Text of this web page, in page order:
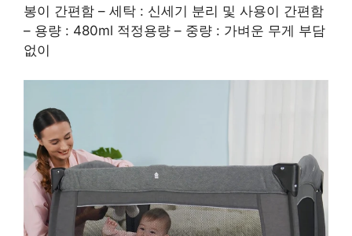
봉이 간편함 – 세탁 : 신세기 분리 및 사용이 간편함
– 용량 : 480ml 적정용량 – 중량 : 가벼운 무게 부담
없이